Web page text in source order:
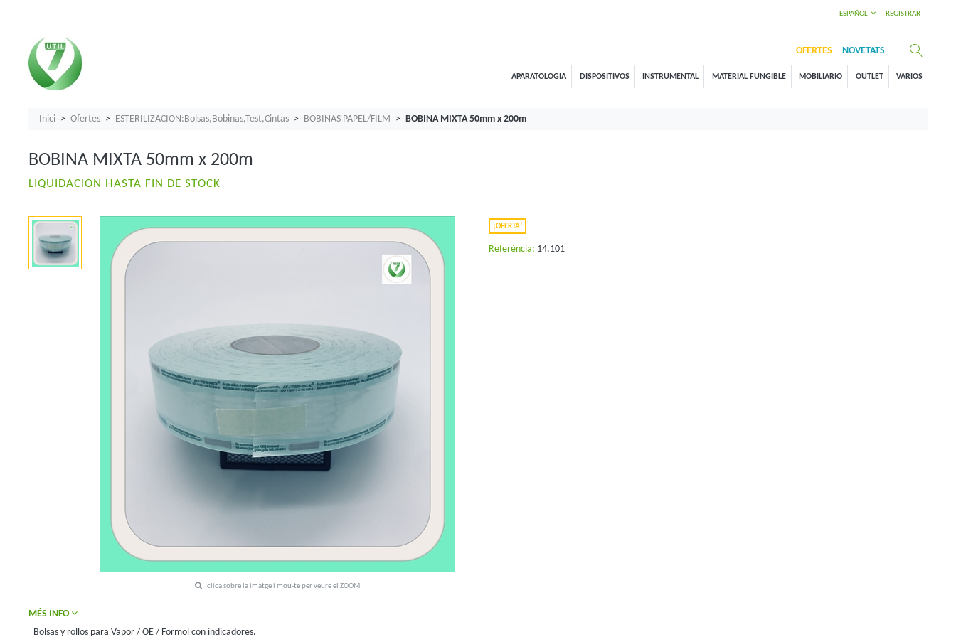
ESPAÑOL REGISTRAR
OFERTES NOVETATS
APARATOLOGIA DISPOSITIVOS INSTRUMENTAL MATERIAL FUNGIBLE MOBILIARIO OUTLET VARIOS
Inici Ofertes ESTERILIZACION:Bolsas,Bobinas,Test,Cintas BOBINAS PAPEL/FILM BOBINA MIXTA 50mm x 200m
BOBINA MIXTA 50mm x 200m
LIQUIDACION HASTA FIN DE STOCK
clica sobre la imatge i mou-te per veure el ZOOM
¡OFERTA!
Referència: 14.101
MÉS INFO
Bolsas y rollos para Vapor / OE / Formol con indicadores.